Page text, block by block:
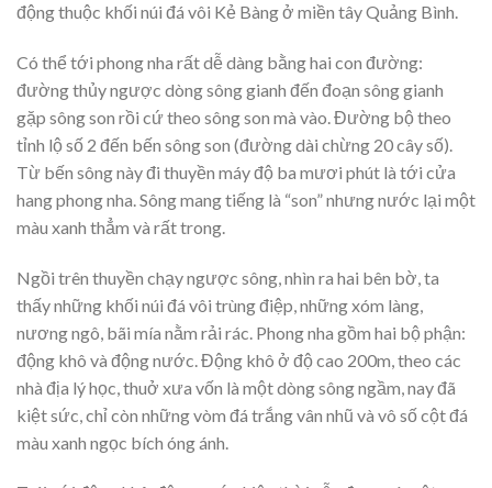
động thuộc khối núi đá vôi Kẻ Bàng ở miền tây Quảng Bình.
Có thể tới phong nha rất dễ dàng bằng hai con đường:
đường thủy ngược dòng sông gianh đến đoạn sông gianh
gặp sông son rồi cứ theo sông son mà vào. Đường bộ theo
tỉnh lộ số 2 đến bến sông son (đường dài chừng 20 cây số).
Từ bến sông này đi thuyền máy độ ba mươi phút là tới cửa
hang phong nha. Sông mang tiếng là “son” nhưng nước lại một
màu xanh thẳm và rất trong.
Ngồi trên thuyền chạy ngược sông, nhìn ra hai bên bờ, ta
thấy những khối núi đá vôi trùng điệp, những xóm làng,
nương ngô, bãi mía nằm rải rác. Phong nha gồm hai bộ phận:
động khô và động nước. Động khô ở độ cao 200m, theo các
nhà địa lý học, thuở xưa vốn là một dòng sông ngầm, nay đã
kiệt sức, chỉ còn những vòm đá trắng vân nhũ và vô số cột đá
màu xanh ngọc bích óng ánh.